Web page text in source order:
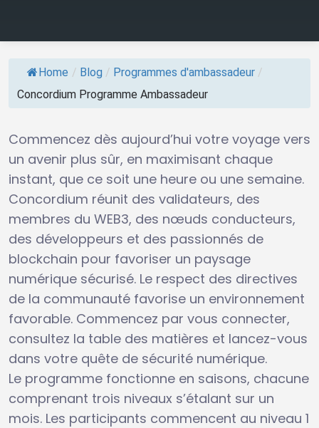
Home / Blog / Programmes d'ambassadeur /
Concordium Programme Ambassadeur
Commencez dès aujourd’hui votre voyage vers
un avenir plus sûr, en maximisant chaque
instant, que ce soit une heure ou une semaine.
Concordium réunit des validateurs, des
membres du WEB3, des nœuds conducteurs,
des développeurs et des passionnés de
blockchain pour favoriser un paysage
numérique sécurisé. Le respect des directives
de la communauté favorise un environnement
favorable. Commencez par vous connecter,
consultez la table des matières et lancez-vous
dans votre quête de sécurité numérique.
Le programme fonctionne en saisons, chacune
comprenant trois niveaux s’étalant sur un
mois. Les participants commencent au niveau 1